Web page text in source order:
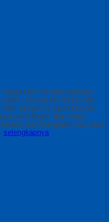
Butuh dengan wahana
, sesuai keinginan dan
,langsung saja hubungi
kolam atau water
dan fiberglass luas area
selengkapnya